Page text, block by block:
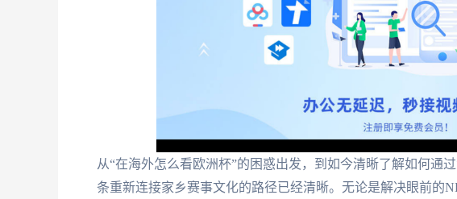
从“在海外怎么看欧洲杯”的困惑出发，到如今清晰了解如何通
条重新连接家乡赛事文化的路径已经清晰。无论是解决眼前的